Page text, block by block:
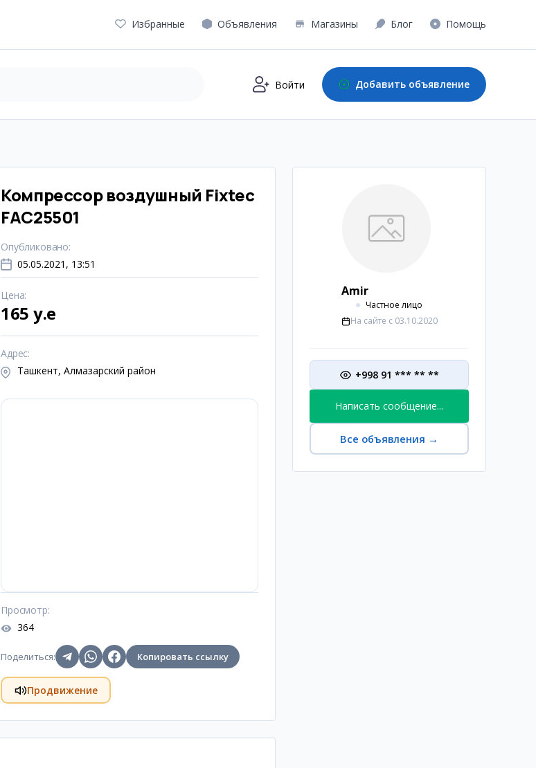
Избранные Объявления Магазины Блог Помощь
Войти Добавить объявление
Компрессор воздушный Fixtec
FAC25501
Опубликовано:
05.05.2021, 13:51
Цена:
165 y.e
Адрес:
Ташкент, Алмазарский район
Просмотр:
364
Поделиться: Копировать ссылку
Продвижение
Amir
Частное лицо
На сайте с 03.10.2020
+998 91 *** ** **
Написать сообщение...
Все объявления →